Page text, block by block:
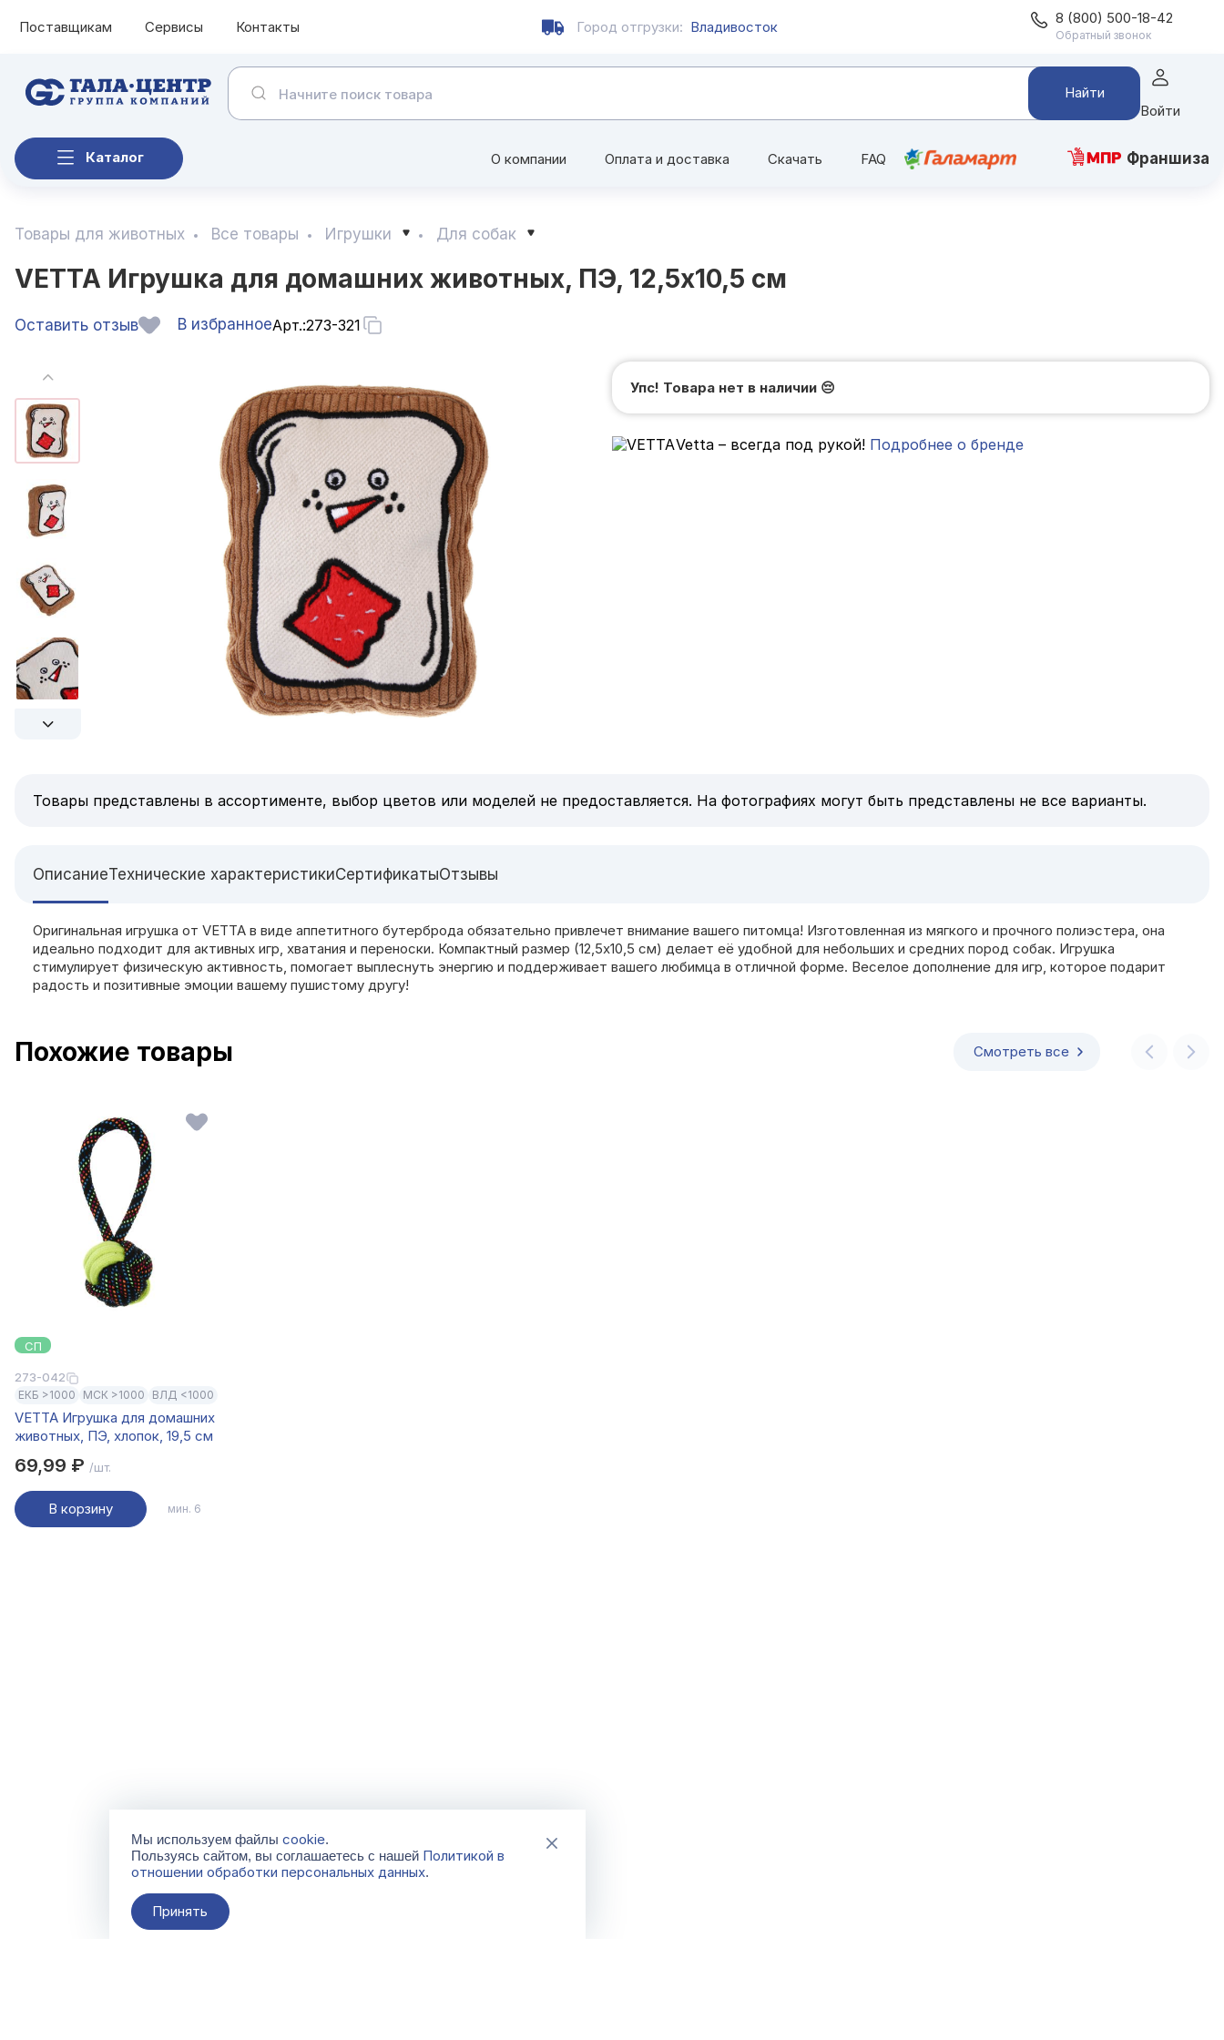
Поставщикам Сервисы Контакты Город отгрузки: Владивосток 8 (800) 500-18-42
Обратный звонок
Найти
Войти
Каталог О компании Оплата и доставка Скачать FAQ Франшиза
Товары для животных Все товары Игрушки Для собак
VETTA Игрушка для домашних животных, ПЭ, 12,5х10,5 см
Оставить отзыв В избранноеАрт.:273-321
Упс! Товара нет в наличии 😔
Vetta – всегда под рукой! Подробнее о бренде
Товары представлены в ассортименте, выбор цветов или моделей не предоставляется. На фотографиях могут быть представлены не все варианты.
ОписаниеТехнические характеристикиСертификатыОтзывы
Оригинальная игрушка от VETTA в виде аппетитного бутерброда обязательно привлечет внимание вашего питомца! Изготовленная из мягкого и прочного полиэстера, она
идеально подходит для активных игр, хватания и переноски. Компактный размер (12,5х10,5 см) делает её удобной для небольших и средних пород собак. Игрушка
стимулирует физическую активность, помогает выплеснуть энергию и поддерживает вашего любимца в отличной форме. Веселое дополнение для игр, которое подарит
радость и позитивные эмоции вашему пушистому другу!
Похожие товары Смотреть все
СП
273-042
ЕКБ >1000 МСК >1000 ВЛД <1000
VETTA Игрушка для домашних
животных, ПЭ, хлопок, 19,5 см
69,99 ₽ /шт.
В корзину мин. 6
Мы используем файлы cookie.
Пользуясь сайтом, вы соглашаетесь с нашей Политикой в
отношении обработки персональных данных.
Принять